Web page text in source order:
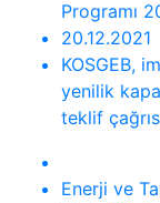
Programı
20.12.2021
KOSGEB,
yenilik
teklif
Enerji ve